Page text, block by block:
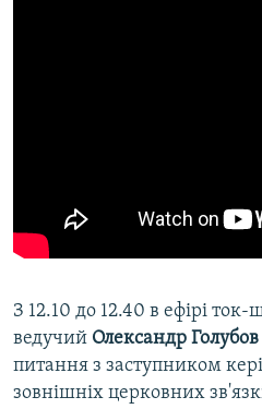
З 12.10 до 12.40 в ефірі ток-
ведучий Олександр Голубов
питання з заступником
зовнішніх церковних